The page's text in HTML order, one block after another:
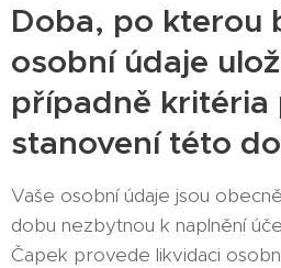
Doba, po kterou
osobní údaje
případně kritéria
stanovení této
Vaše osobní údaje jsou
dobu nezbytnou k naplnění
Čapek provede likvidaci